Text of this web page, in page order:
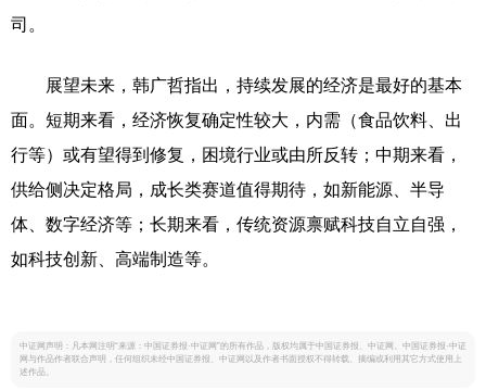
司。
展望未来，韩广哲指出，持续发展的经济是最好的基本
面。短期来看，经济恢复确定性较大，内需（食品饮料、出
行等）或有望得到修复，困境行业或由所反转；中期来看，
供给侧决定格局，成长类赛道值得期待，如新能源、半导
体、数字经济等；长期来看，传统资源禀赋科技自立自强，
如科技创新、高端制造等。
中证网声明：凡本网注明“来源：中国证券报·中证网”的所有作品，版权均属于中国证券报、中证网。中国证券报·中证
网与作品作者联合声明，任何组织未经中国证券报、中证网以及作者书面授权不得转载、摘编或利用其它方式使用上
述作品。